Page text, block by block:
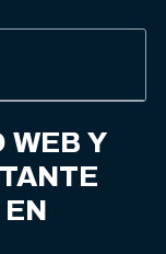
WEB Y